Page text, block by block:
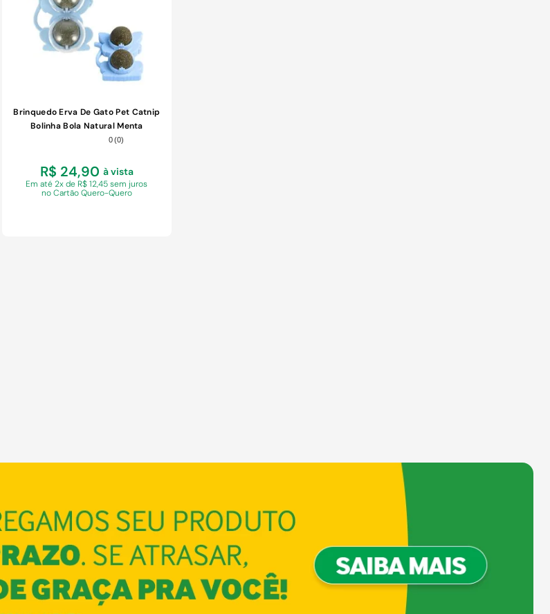
Brinquedo Erva De Gato Pet Catnip
Bolinha Bola Natural Menta
Interativo Animal De Estimaçao
0(0)
R$ 24,90 à vista
Ematé 2x de R$ 12,45 sem juros
no Cartão Quero-Quero